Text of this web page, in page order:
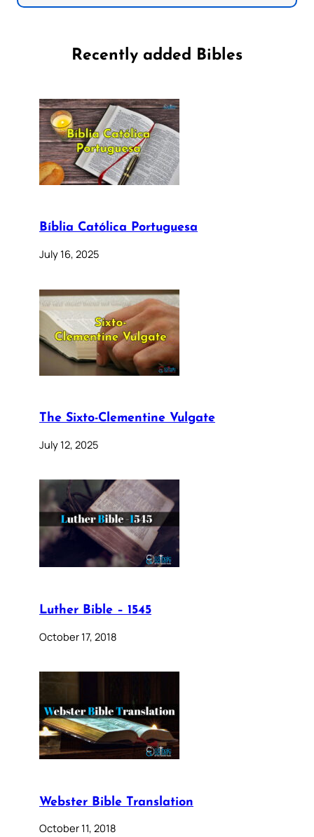
Recently added Bibles
Bíblia Católica Portuguesa
July 16, 2025
The Sixto-Clementine Vulgate
July 12, 2025
Luther Bible – 1545
October 17, 2018
Webster Bible Translation
October 11, 2018